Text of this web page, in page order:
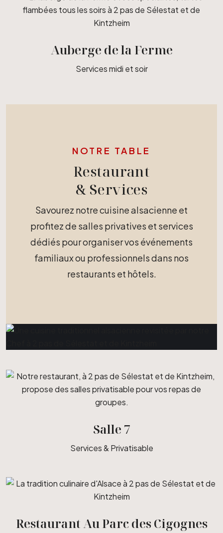
Auberge de la Ferme
Services midi et soir
NOTRE TABLE
Restaurant
& Services
Savourez notre cuisine alsacienne et
profitez de salles privatives et services
dédiés pour organiser vos événements
familiaux ou professionnels dans nos
restaurants et hôtels.
Salle 7
Services & Privatisable
Restaurant Au Parc des Cigognes